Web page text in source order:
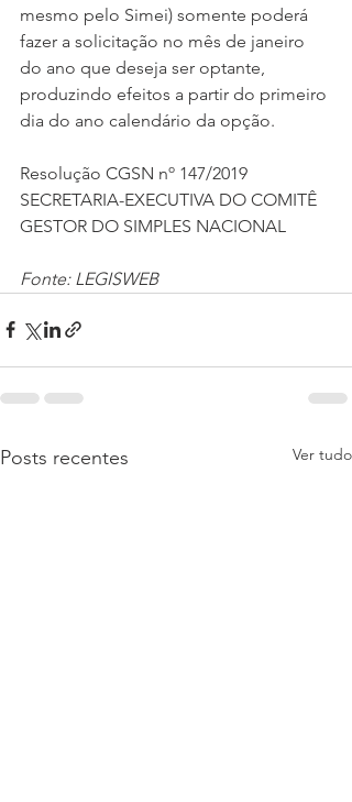
mesmo pelo Simei) somente poderá
fazer a solicitação no mês de janeiro
do ano que deseja ser optante,
produzindo efeitos a partir do primeiro
dia do ano calendário da opção.
Resolução CGSN nº 147/2019
SECRETARIA-EXECUTIVA DO COMITÊ
GESTOR DO SIMPLES NACIONAL
Fonte: LEGISWEB
Posts recentes Ver tudo